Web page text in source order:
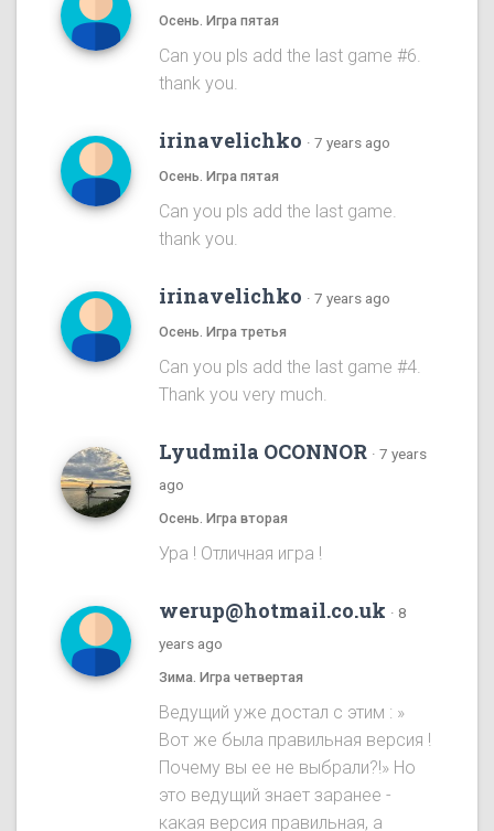
Осень. Игра пятая
Can you pls add the last game #6.
thank you.
irinavelichko · 7 years ago
Осень. Игра пятая
Can you pls add the last game.
thank you.
irinavelichko · 7 years ago
Осень. Игра третья
Can you pls add the last game #4.
Thank you very much.
Lyudmila OCONNOR · 7 years
ago
Осень. Игра вторая
Ура ! Отличная игра !
werup@hotmail.co.uk · 8
years ago
Зима. Игра четвертая
Ведущий уже достал с этим : »
Вот же была правильная версия !
Почему вы ее не выбрали?!» Но
это ведущий знает заранее -
какая версия правильная, а